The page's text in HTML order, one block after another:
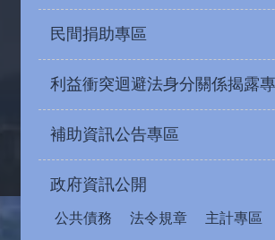
民間捐助專區
利益衝突迴避法身分關係揭露
補助資訊公告專區
政府資訊公開
公共債務 法令規章 主計專區